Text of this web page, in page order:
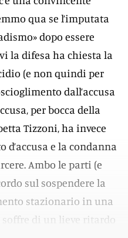
qua se l’imputata
dopo essere
la difesa ha chiesta la
(e non quindi per
dall’accusa
per bocca della
Tizzoni, ha invece
d’accusa e la condanna
Ambo le parti (e
sul sospendere la
stazionario in una
di un lieve ritardo